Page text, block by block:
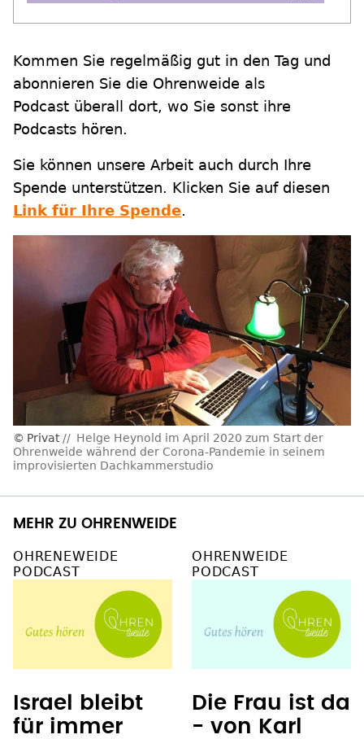
Kommen Sie regelmäßig gut in den Tag und
abonnieren Sie die Ohrenweide als
Podcast überall dort, wo Sie sonst ihre
Podcasts hören.
Sie können unsere Arbeit auch durch Ihre
Spende unterstützen. Klicken Sie auf diesen
Link für Ihre Spende.
Privat
Helge Heynold im April 2020 zum Start der
Ohrenweide während der Corona-Pandemie in seinem
improvisierten Dachkammerstudio
MEHR ZU OHRENWEIDE
OHRENEWEIDE
PODCAST
Israel bleibt
für immer
OHRENWEIDE
PODCAST
Die Frau ist da
- von Karl